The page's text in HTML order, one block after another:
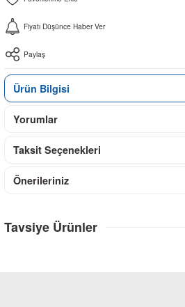
Fiyatı Düşünce Haber Ver
Paylaş
Ürün Bilgisi
Yorumlar
Taksit Seçenekleri
Önerileriniz
Tavsiye Ürünler